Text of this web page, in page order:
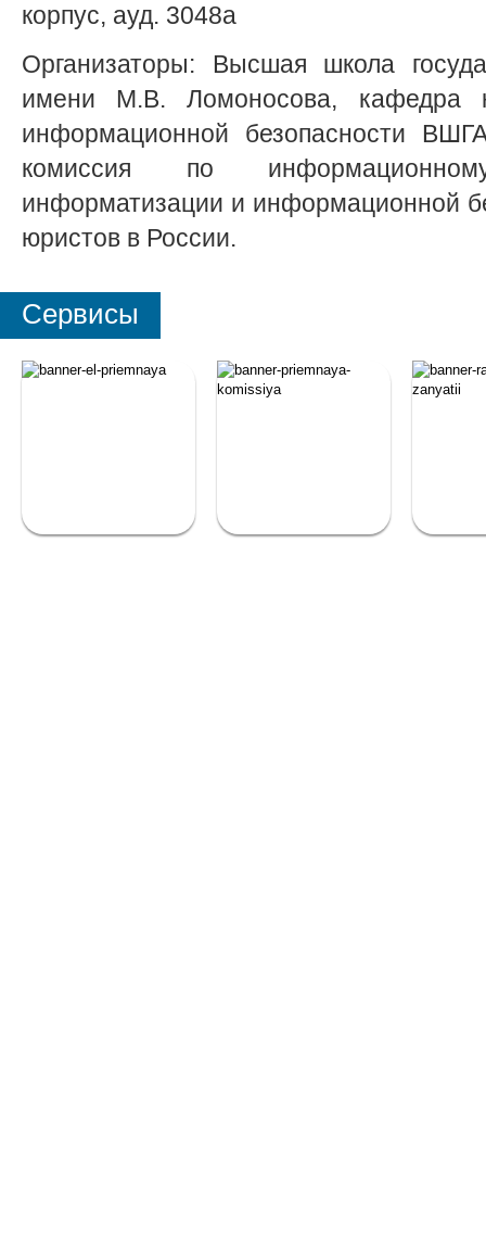
корпус, ауд. 3048а
Организаторы: Высшая школа
имени М.В. Ломоносова, кафедра
информационной безопасности
комиссия по
информатизации и информационной
юристов в России.
Сервисы